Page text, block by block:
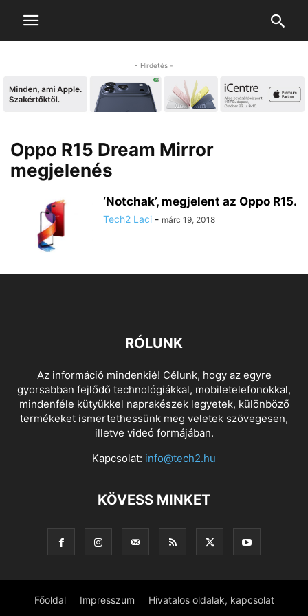
- Hirdetés -
Oppo R15 Dream Mirror
megjelenés
‘Notchak’, megjelent az Oppo R15.
Tech2 Laci - márc 19, 2018
RÓLUNK
Az információ mindenkié! Célunk, hogy az egyre
gyorsabban fejlődő technológiákkal, mobiletelefonokkal,
mindenféle kütyükkel naprakészek legyetek, különböző
termékeket ismertethessünk meg veletek szövegesen,
illetve videó formájában.
Kapcsolat: info@tech2.hu
KÖVESS MINKET
Főoldal Impresszum Hivatalos oldalak, kapcsolat